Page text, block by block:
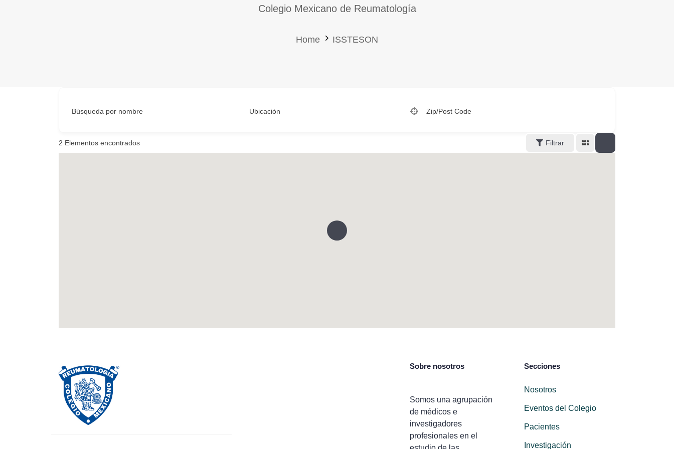
Colegio Mexicano de Reumatología
Home ISSTESON
Búsqueda por nombre Ubicación Zip/Post Code
2 Elementos encontrados Filtrar
Sobre nosotros
Somos una agrupación
de médicos e
investigadores
profesionales en el
Secciones
Nosotros
Eventos del Colegio
Pacientes
Investigación